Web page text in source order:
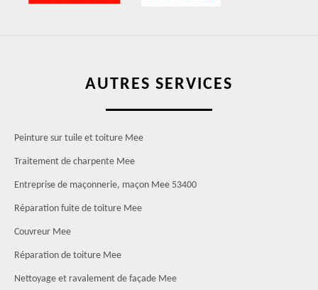
AUTRES SERVICES
Peinture sur tuile et toiture Mee
Traitement de charpente Mee
Entreprise de maçonnerie, maçon Mee 53400
Réparation fuite de toiture Mee
Couvreur Mee
Réparation de toiture Mee
Nettoyage et ravalement de façade Mee